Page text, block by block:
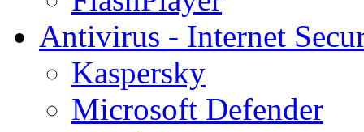
Antivirus - Internet
Kaspersky
Microsoft Defender